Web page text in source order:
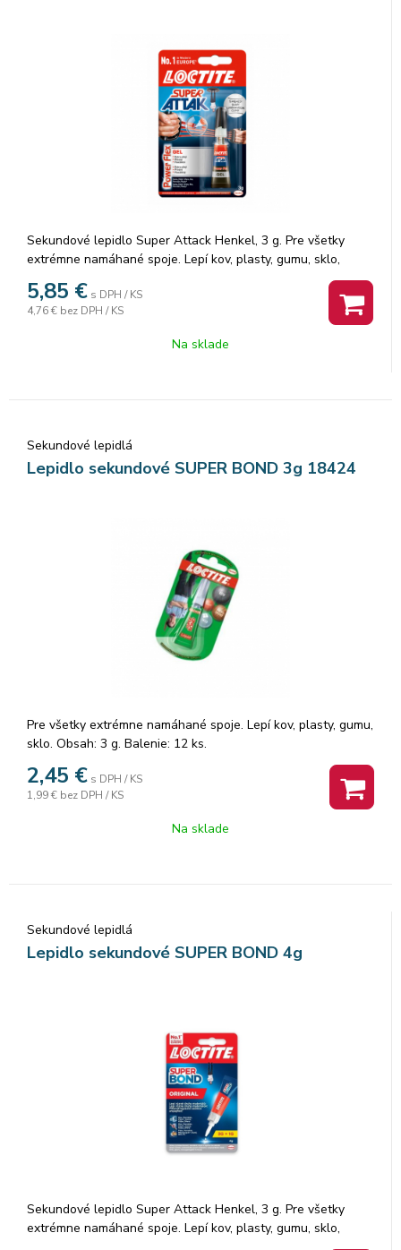
Sekundové lepidlo Super Attack Henkel, 3 g. Pre všetky
extrémne namáhané spoje. Lepí kov, plasty, gumu, sklo,
5,85 € s DPH / KS
4,76 € bez DPH / KS
Na sklade
Sekundové lepidlá
Lepidlo sekundové SUPER BOND 3g 18424
Pre všetky extrémne namáhané spoje. Lepí kov, plasty, gumu,
sklo. Obsah: 3 g. Balenie: 12 ks.
2,45 € s DPH / KS
1,99 € bez DPH / KS
Na sklade
Sekundové lepidlá
Lepidlo sekundové SUPER BOND 4g
Sekundové lepidlo Super Attack Henkel, 3 g. Pre všetky
extrémne namáhané spoje. Lepí kov, plasty, gumu, sklo,